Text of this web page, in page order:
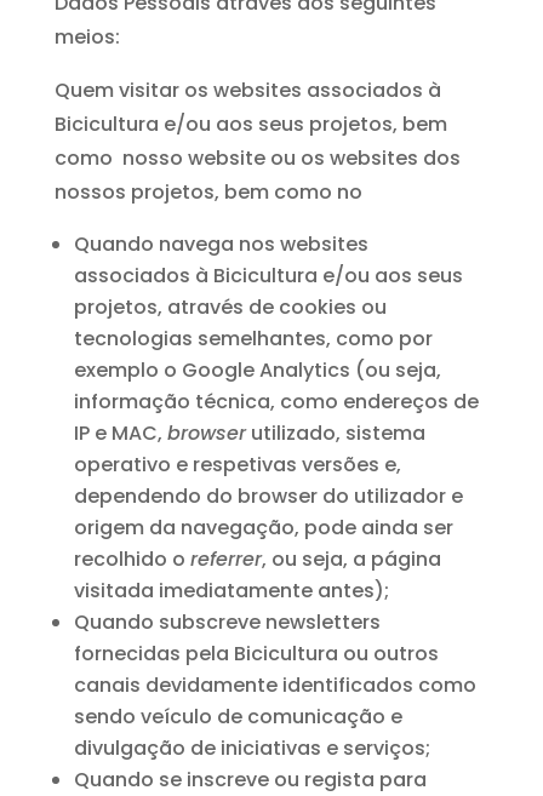
meios:
Quem visitar os websites associados à
Bicicultura e/ou aos seus projetos, bem
como nosso website ou os websites dos
nossos projetos, bem como no
Quando navega nos websites
associados à Bicicultura e/ou aos seus
projetos, através de cookies ou
tecnologias semelhantes, como por
exemplo o Google Analytics (ou seja,
informação técnica, como endereços de
IP e MAC, browser utilizado, sistema
operativo e respetivas versões e,
dependendo do browser do utilizador e
origem da navegação, pode ainda ser
recolhido o referrer, ou seja, a página
visitada imediatamente antes);
Quando subscreve newsletters
fornecidas pela Bicicultura ou outros
canais devidamente identificados como
sendo veículo de comunicação e
divulgação de iniciativas e serviços;
Quando se inscreve ou regista para